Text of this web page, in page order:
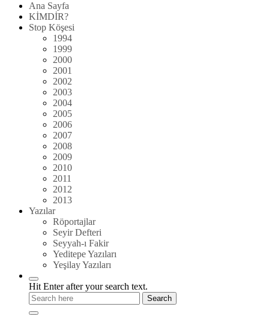
Ana Sayfa
KİMDİR?
Stop Köşesi
1994
1999
2000
2001
2002
2003
2004
2005
2006
2007
2008
2009
2010
2011
2012
2013
Yazılar
Röportajlar
Seyir Defteri
Seyyah-ı Fakir
Yeditepe Yazıları
Yeşilay Yazıları
Hit Enter after your search text.